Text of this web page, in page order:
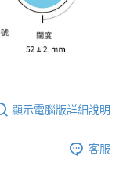
顯示電腦版詳細說明
客服